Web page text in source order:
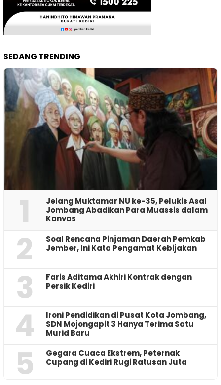
SEDANG TRENDING
1
Jelang Muktamar NU ke-35, Pelukis Asal
Jombang Abadikan Para Muassis dalam
Kanvas
2
‎Soal Rencana Pinjaman Daerah Pemkab
Jember, Ini Kata Pengamat Kebijakan ‎
3
Faris Aditama Akhiri Kontrak dengan
Persik Kediri
4
Ironi Pendidikan di Pusat Kota Jombang,
SDN Mojongapit 3 Hanya Terima Satu
Murid Baru
5
‎Gegara Cuaca Ekstrem, Peternak
Cupang di Kediri Rugi Ratusan Juta